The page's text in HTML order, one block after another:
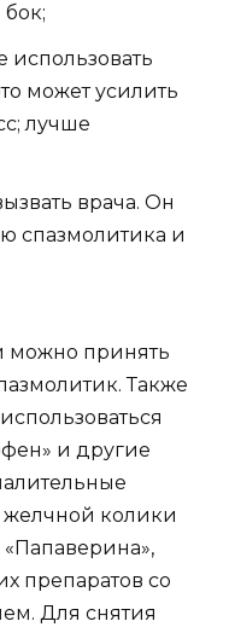
может усилить
лучше
врача. Он
спазмолитика и
можно принять
Также
и другие
желчной колики
препаратов со
Для снятия